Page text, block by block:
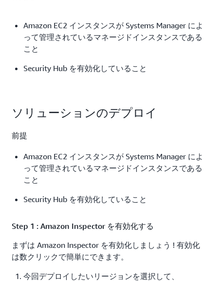
Amazon EC2 インスタンスが Systems Manager によ
って管理されているマネージドインスタンスである
こと
Security Hub を有効化していること
ソリューションのデプロイ
前提
Amazon EC2 インスタンスが Systems Manager によ
って管理されているマネージドインスタンスである
こと
Security Hub を有効化していること
Step 1 : Amazon Inspector を有効化する
まずは Amazon Inspector を有効化しましょう ! 有効化
は数クリックで簡単にできます。
今回デプロイしたいリージョンを選択して、